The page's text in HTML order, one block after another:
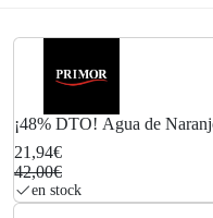
r
a
¡48% DTO! Agua de
21,94€
42,00€
en stock